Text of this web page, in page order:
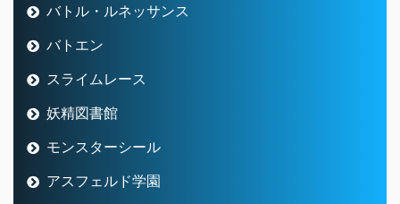
バトル・ルネッサンス
バトエン
スライムレース
妖精図書館
モンスターシール
アスフェルド学園